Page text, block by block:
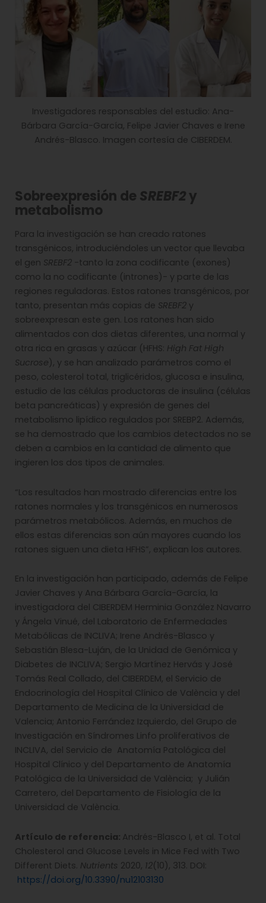
Investigadores responsables del estudio: Ana-
Bárbara García-García, Felipe Javier Chaves e Irene
Andrés-Blasco. Imagen cortesía de CIBERDEM.
Sobreexpresión de SREBF2y
metabolismo
Para la investigación se han creado ratones
transgénicos, introduciéndoles un vector que llevaba
el gen SREBF2 -tanto la zona codificante (exones)
como la no codificante (intrones)- y parte de las
regiones reguladoras. Estos ratones transgénicos, por
tanto, presentan más copias de SREBF2 y
sobreexpresan este gen. Los ratones han sido
alimentados con dos dietas diferentes, una normal y
otra rica en grasas y azúcar (HFHS: High Fat High
Sucrose), y se han analizado parámetros como el
peso, colesterol total, triglicéridos, glucosa e insulina,
estudio de las células productoras de insulina (células
beta pancreáticas) y expresión de genes del
metabolismo lipídico regulados por SREBP2. Además,
se ha demostrado que los cambios detectados no se
deben a cambios en la cantidad de alimento que
ingieren los dos tipos de animales.
“Los resultados han mostrado diferencias entre los
ratones normales y los transgénicos en numerosos
parámetros metabólicos. Además, en muchos de
ellos estas diferencias son aún mayores cuando los
ratones siguen una dieta HFHS”, explican los autores.
En la investigación han participado, además de Felipe
Javier Chaves y Ana Bárbara García-García, la
investigadora del CIBERDEM Herminia González Navarro
y Ángela Vinué, del Laboratorio de Enfermedades
Metabólicas de INCLIVA; Irene Andrés-Blasco y
Sebastián Blesa-Luján, de la Unidad de Genómica y
Diabetes de INCLIVA; Sergio Martínez Hervás y José
Tomás Real Collado, del CIBERDEM, el Servicio de
Endocrinología del Hospital Clínico de València y del
Departamento de Medicina de la Universidad de
Valencia; Antonio Ferrández Izquierdo, del Grupo de
Investigación en Síndromes Linfo proliferativos de
INCLIVA, del Servicio de Anatomía Patológica del
Hospital Clínico y del Departamento de Anatomía
Patológica de la Universidad de València; y Julián
Carretero, del Departamento de Fisiología de la
Universidad de València.
Artículo de referencia: Andrés-Blasco I, et al. Total
Cholesterol and Glucose Levels in Mice Fed with Two
Different Diets. Nutrients 2020, 12(10), 313. DOI:
https://doi.org/10.3390/nu12103130